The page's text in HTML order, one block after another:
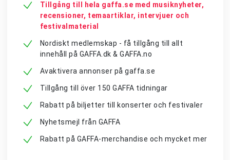
Tillgång till hela gaffa.se med musiknyheter,
recensioner, temaartiklar, intervjuer och
festivalmaterial
Nordiskt medlemskap - få tillgång till allt
innehåll på GAFFA.dk & GAFFA.no
Avaktivera annonser på gaffa.se
Tillgång till över 150 GAFFA tidningar
Rabatt på biljetter till konserter och festivaler
Nyhetsmejl från GAFFA
Rabatt på GAFFA-merchandise och mycket mer